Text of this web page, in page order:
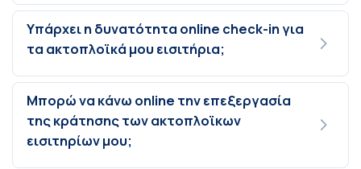
Υπάρχει η δυνατότητα online check-in για
τα ακτοπλοϊκά μου εισιτήρια;
Μπορώ να κάνω online την επεξεργασία
της κράτησης των ακτοπλοϊκων
εισιτηρίων μου;